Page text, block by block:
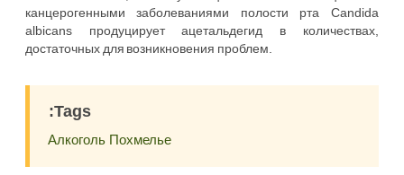
канцерогенными заболеваниями полости рта Candida
albicans продуцирует ацетальдегид в количествах,
достаточных для возникновения проблем.
:Tags
Алкоголь Похмелье